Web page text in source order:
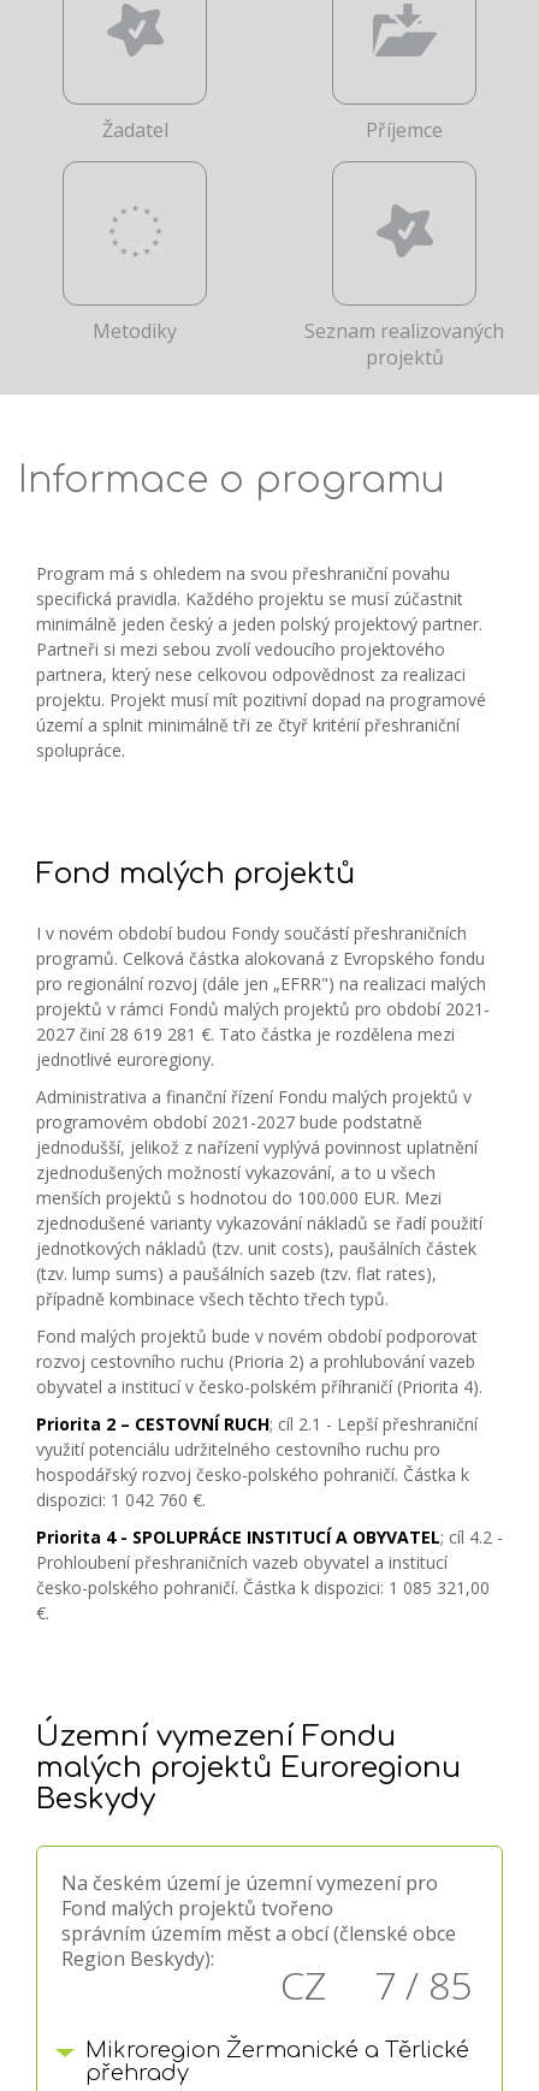
Žadatel Příjemce
Metodiky
Seznam realizovaných
projektů
Informace o programu
Program má s ohledem na svou přeshraniční povahu
specifická pravidla. Každého projektu se musí zúčastnit
minimálně jeden český a jeden polský projektový partner.
Partneři si mezi sebou zvolí vedoucího projektového
partnera, který nese celkovou odpovědnost za realizaci
projektu. Projekt musí mít pozitivní dopad na programové
území a splnit minimálně tři ze čtyř kritérií přeshraniční
spolupráce.
Fond malých projektů
I v novém období budou Fondy součástí přeshraničních
programů. Celková částka alokovaná z Evropského fondu
pro regionální rozvoj (dále jen „EFRR") na realizaci malých
projektů v rámci Fondů malých projektů pro období 2021-
2027 činí 28 619 281 €. Tato částka je rozdělena mezi
jednotlivé euroregiony.
Administrativa a finanční řízení Fondu malých projektů v
programovém období 2021-2027 bude podstatně
jednodušší, jelikož z nařízení vyplývá povinnost uplatnění
zjednodušených možností vykazování, a to u všech
menších projektů s hodnotou do 100.000 EUR. Mezi
zjednodušené varianty vykazování nákladů se řadí použití
jednotkových nákladů (tzv. unit costs), paušálních částek
(tzv. lump sums) a paušálních sazeb (tzv. flat rates),
případně kombinace všech těchto třech typů.
Fond malých projektů bude v novém období podporovat
rozvoj cestovního ruchu (Prioria 2) a prohlubování vazeb
obyvatel a institucí v česko-polském příhraničí (Priorita 4).
Priorita 2 – CESTOVNÍ RUCH; cíl 2.1 - Lepší přeshraniční
využití potenciálu udržitelného cestovního ruchu pro
hospodářský rozvoj česko-polského pohraničí. Částka k
dispozici: 1 042 760 €.
Priorita 4 - SPOLUPRÁCE INSTITUCÍ A OBYVATEL; cíl 4.2 -
Prohloubení přeshraničních vazeb obyvatel a institucí
česko-polského pohraničí. Částka k dispozici: 1 085 321,00
€.
Územní vymezení Fondu
malých projektů Euroregionu
Beskydy
Na českém území je územní vymezení pro
Fond malých projektů tvořeno
správním územím měst a obcí (členské obce
Region Beskydy):
CZ 7 / 85
Mikroregion Žermanické a Těrlické
přehrady